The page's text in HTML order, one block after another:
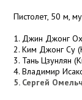
Пистолет, 50 м,
1. Джин Джонг
2. Ким Джонг Су
3. Тань Цзунлян
4. Владимир
5. Сергей